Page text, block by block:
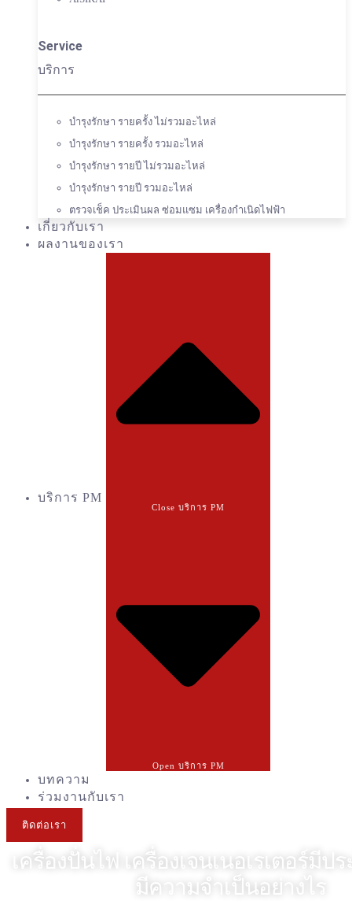
Service
บริการ
บำรุงรักษา รายครั้ง ไม่รวมอะไหล่
บำรุงรักษา รายครั้ง รวมอะไหล่
บำรุงรักษา รายปี ไม่รวมอะไหล่
บำรุงรักษา รายปี รวมอะไหล่
ตรวจเช็ค ประเมินผล ซ่อมแซม เครื่องกำเนิดไฟฟ้า
เกี่ยวกับเรา
ผลงานของเรา
บริการ PM
Close บริการ PM
Open บริการ PM
บทความ
ร่วมงานกับเรา
ติดต่อเรา
เครื่องปั่นไฟ เครื่องเจนเนอเรเตอร์มีป
มีความจำเป็นอย่างไร